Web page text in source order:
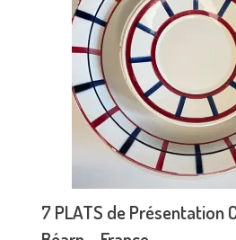
7 PLATS de Présentation